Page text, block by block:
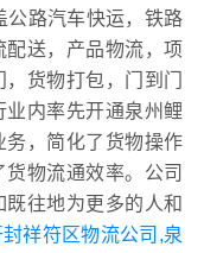
公路汽车快运，铁路
送，产品物流，项
货物打包，门到门
内率先开通泉州鲤
，简化了货物操作
物流通效率。公司
往地为更多的人和
祥符区物流公司,泉